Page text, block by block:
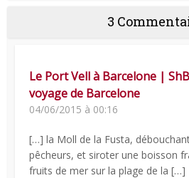
3
Le Port Vell à Barcelone |
voyage de Barcelone
04/06/2015 à 00:16
[…] la Moll de la Fusta,
pêcheurs, et siroter une boisson
fruits de mer sur la plage de la […]